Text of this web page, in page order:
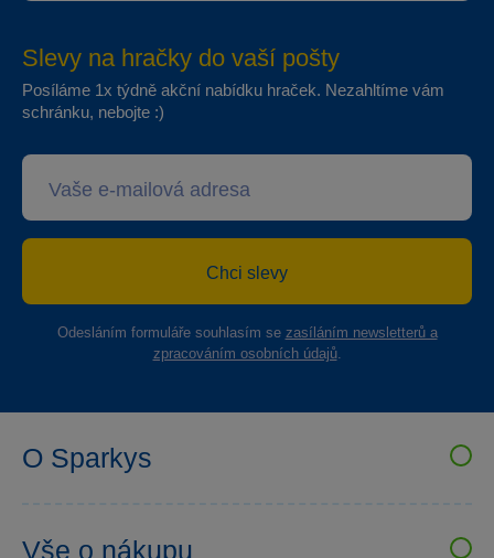
Slevy na hračky do vaší pošty
Posíláme 1x týdně akční nabídku hraček. Nezahltíme vám
schránku, nebojte :)
Chci slevy
Odesláním formuláře souhlasím se zasíláním newsletterů a
zpracováním osobních údajů.
O Sparkys
Vše o nákupu